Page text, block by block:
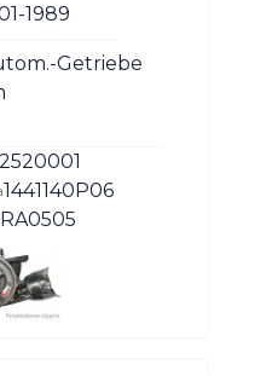
1989
Getriebe
1441140P06